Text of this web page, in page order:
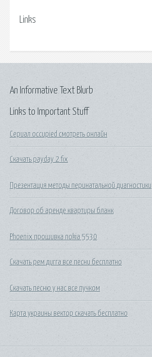
Links
Links to Important Stuff
Сериал occupied смотреть онлайн
Скачать payday 2 fix
Презентация методы перинатальной диагностики
Договор об аренде квартиры бланк
Phoenix прошивка nokia 5530
Скачать рем дигга все песни бесплатно
Скачать песню у нас все пучком
Карта украины вектор скачать бесплатно
An Informative Text Blurb